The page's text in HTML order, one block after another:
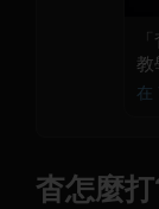
教
在
杳怎麼